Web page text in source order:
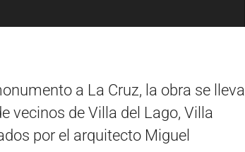
a La Cruz, la obra se lleva
vecinos de Villa del Lago, Villa
por el arquitecto Miguel